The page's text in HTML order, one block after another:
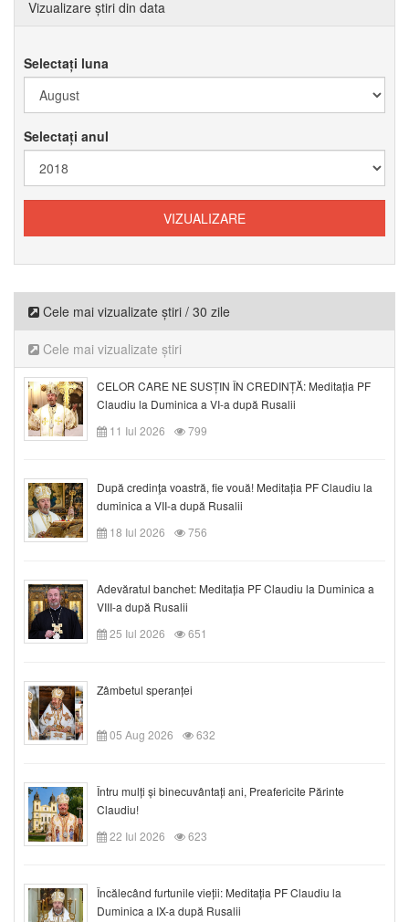
Vizualizare știri din data
Selectați luna
Selectați anul
Cele mai vizualizate știri / 30 zile
Cele mai vizualizate știri
CELOR CARE NE SUSȚIN ÎN CREDINȚĂ: Meditația PF
Claudiu la Duminica a VI-a după Rusalii
11 Iul 2026
799
După credinţa voastră, fie vouă! Meditația PF Claudiu la
duminica a VII-a după Rusalii
18 Iul 2026
756
Adevăratul banchet: Meditația PF Claudiu la Duminica a
VIII-a după Rusalii
25 Iul 2026
651
Zâmbetul speranței
05 Aug 2026 632
Întru mulți și binecuvântați ani, Preafericite Părinte
Claudiu!
22 Iul 2026
623
Încălecând furtunile vieții: Meditația PF Claudiu la
Duminica a IX-a după Rusalii